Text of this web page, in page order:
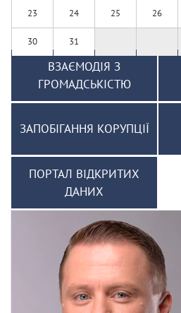
23 24 25 26
30 31
ВЗАЄМОДІЯ З
ГРОМАДСЬКІСТЮ
ЗАПОБІГАННЯ КОРУПЦІЇ
ПОРТАЛ ВІДКРИТИХ
ДАНИХ